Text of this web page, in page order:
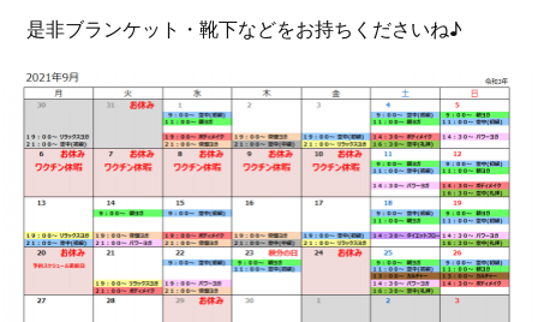
是非ブランケット・靴下などをお持ちくださいね♪